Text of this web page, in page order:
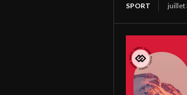
SPORT juillet